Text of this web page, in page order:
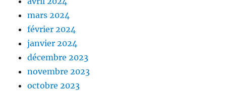
mars 2024
février 2024
janvier 2024
décembre 2023
novembre 2023
octobre 2023